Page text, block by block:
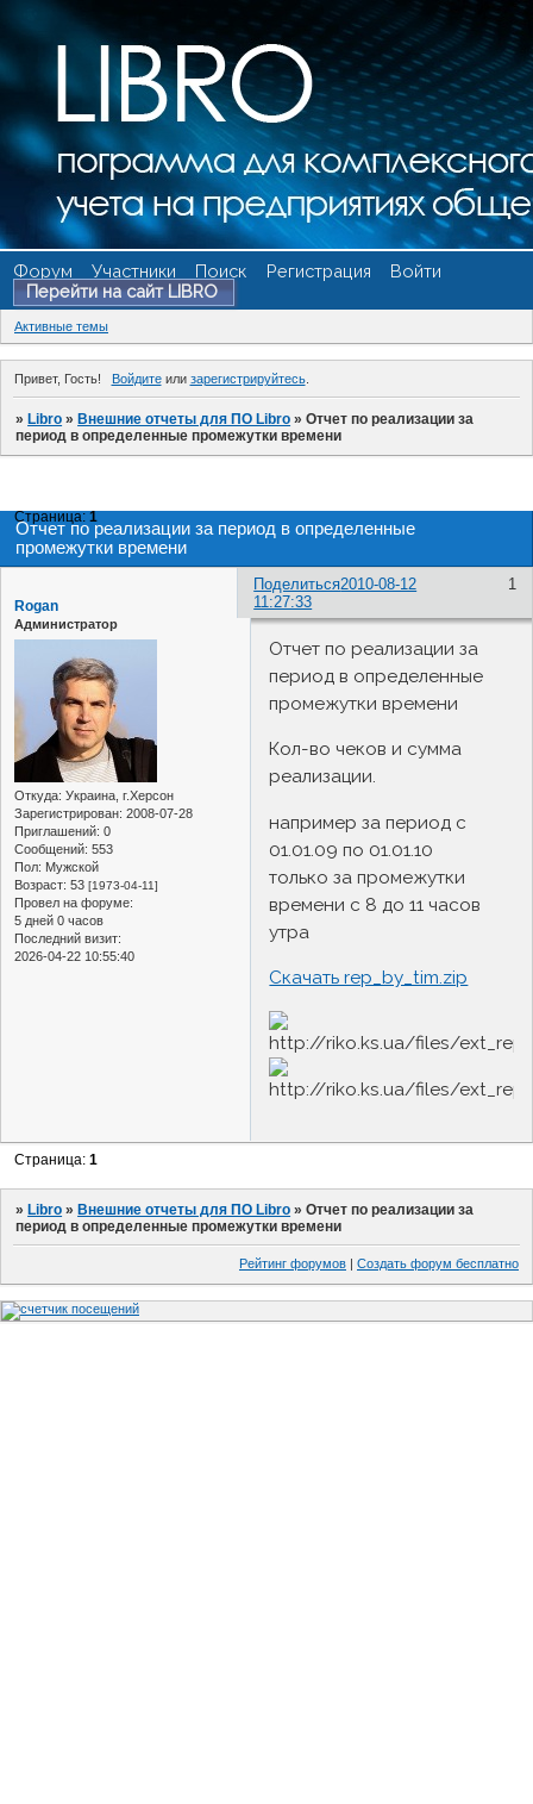
Форум Участники Поиск Регистрация
Войти
Перейти на сайт LIBRO
Активные темы
Привет, Гость! Войдитеили зарегистрируйтесь.
»Libro »Внешние отчеты для ПО Libro »Отчет по реализации за
период в определенные промежутки времени
Отчет по реализации за период в определенные
промежутки времени
Страница:1
Поделиться 1
2010-08-12
11:27:33
Rogan
Администратор
Откуда: Украина, г.Херсон
Зарегистрирован: 2008-07-28
Приглашений: 0
Сообщений: 553
Пол: Мужской
Возраст: 53 [1973-04-11]
Провел на форуме:
5 дней 0 часов
Последний визит:
2026-04-22 10:55:40
Отчет по реализации за
период в определенные
промежутки времени
Кол-во чеков и сумма
реализации.
например за период с
01.01.09 по 01.01.10
только за промежутки
времени с 8 до 11 часов
утра
Скачать rep_by_tim.zip
Страница:1
» Libro » Внешние отчеты для ПО Libro »Отчет по реализации за
период в определенные промежутки времени
Рейтинг форумов Создать форум бесплатно